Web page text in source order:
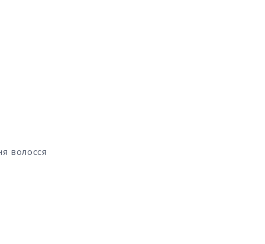
волосся